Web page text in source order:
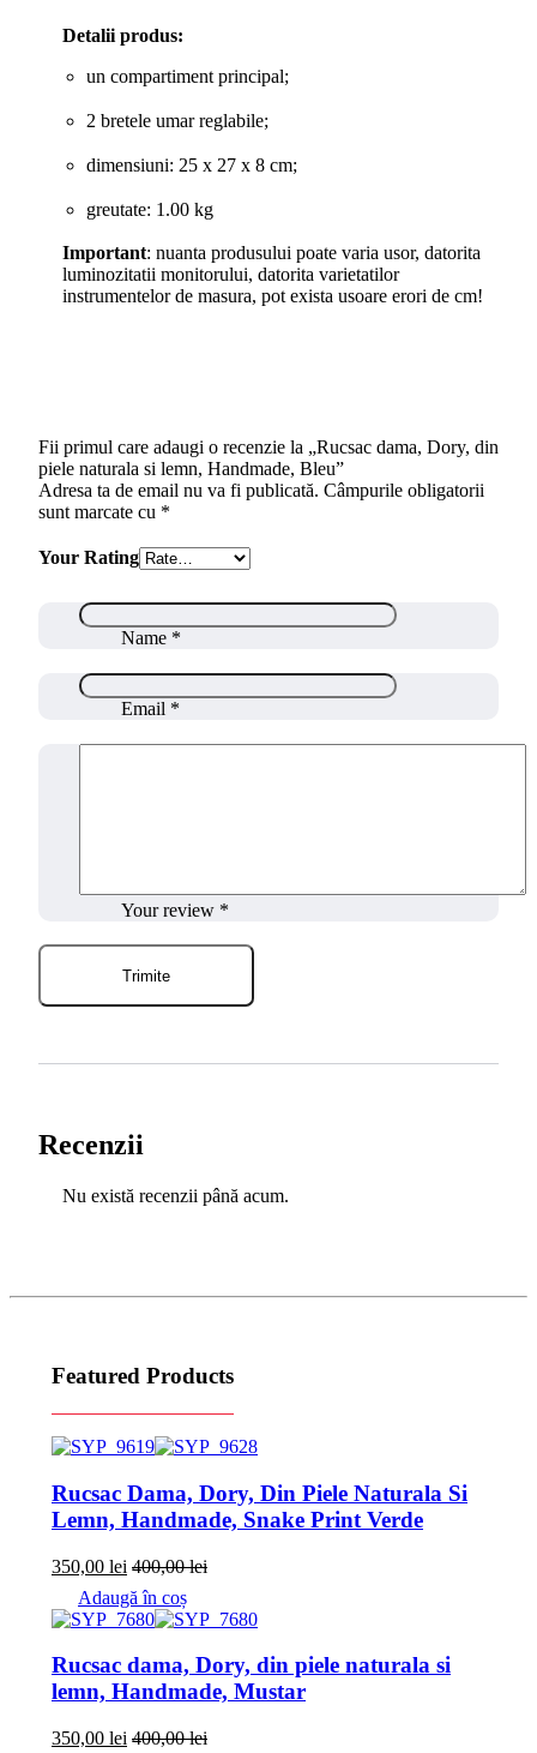
Detalii produs:
un compartiment principal;
2 bretele umar reglabile;
dimensiuni: 25 x 27 x 8 cm;
greutate: 1.00 kg
Important: nuanta produsului poate varia usor, datorita
luminozitatii monitorului, datorita varietatilor
instrumentelor de masura, pot exista usoare erori de cm!
Recenzii
Nu există recenzii până acum.
Fii primul care adaugi o recenzie la „Rucsac dama, Dory, din
piele naturala si lemn, Handmade, Bleu”
Adresa ta de email nu va fi publicată. Câmpurile obligatorii
sunt marcate cu *
Name *
Email *
Your Rating
Your review *
Featured Products
Rucsac Dama, Dory, Din Piele Naturala Si
Lemn, Handmade, Snake Print Verde
350,00 lei 400,00lei
Adaugă în coș
Rucsac dama, Dory, din piele naturala si
lemn, Handmade, Mustar
350,00 lei 400,00lei